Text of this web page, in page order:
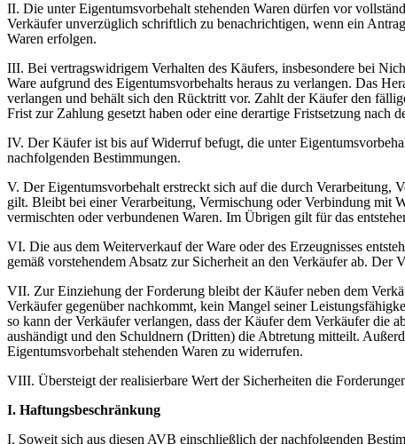
II. Die unter Eigentumsvorbehalt stehenden Waren dürfen vor
Verkäufer unverzüglich schriftlich zu benachrichtigen, wenn ein
Waren erfolgen.
III. Bei vertragswidrigem Verhalten des Käufers, insbesondere bei
Ware aufgrund des Eigentumsvorbehalts heraus zu verlangen. Das
verlangen und behält sich den Rücktritt vor. Zahlt der Käufer den
Frist zur Zahlung gesetzt haben oder eine derartige Fristsetzung nach
IV. Der Käufer ist bis auf Widerruf befugt, die unter
nachfolgenden Bestimmungen.
V. Der Eigentumsvorbehalt erstreckt sich auf die durch Verarbeitung,
gilt. Bleibt bei einer Verarbeitung, Vermischung oder Verbindung mit
vermischten oder verbundenen Waren. Im Übrigen gilt für das
VI. Die aus dem Weiterverkauf der Ware oder des Erzeugnisses
gemäß vorstehendem Absatz zur Sicherheit an den Verkäufer ab.
VII. Zur Einziehung der Forderung bleibt der Käufer neben dem
Verkäufer gegenüber nachkommt, kein Mangel seiner
so kann der Verkäufer verlangen, dass der Käufer dem Verkäufer die
aushändigt und den Schuldnern (Dritten) die Abtretung mitteilt.
Eigentumsvorbehalt stehenden Waren zu widerrufen.
VIII. Übersteigt der realisierbare Wert der Sicherheiten die
I. Haftungsbeschränkung
I. Soweit sich aus diesen AVB einschließlich der nachfolgenden